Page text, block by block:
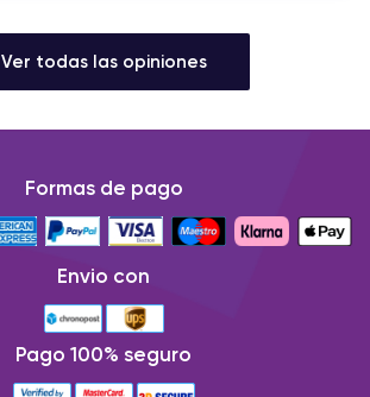
Ver todas las opiniones
Formas de pago
Envio con
Pago 100% seguro